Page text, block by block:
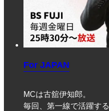
For JAPAN
MCは古舘伊知郎。
毎回、第一線で活躍す